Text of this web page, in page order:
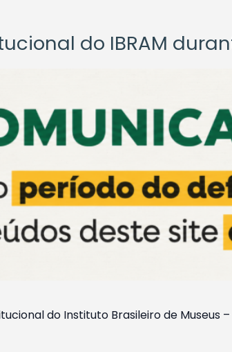
do IBRAM
do Instituto Brasileiro de